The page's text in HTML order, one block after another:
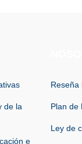
de la
e
Reseña
Plan de
Ley de